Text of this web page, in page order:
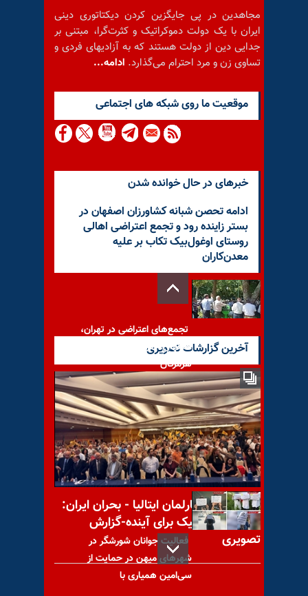
مجاهدین در پی جایگزین کردن دیکتاتوری دینی
ایران با یک دولت دموکراتیک و کثرت‌گرا، مبتنی بر
جدایی دین از دولت هستند که به آزادیهای فردی و
تساوی زن و مرد احترام می‌گذارد. ادامه...
موقعيت ما روى شبكه هاى اجتماعى
خبرهای در حال خوانده شدن
ادامه تحصن شبانه کشاورزان اصفهان در
بستر زاینده رود و تجمع اعتراضی اهالی
روستای اوغول‌بیک تکاب بر علیه
معدن‌کاران
تجمع‌های اعتراضی در تهران،
اصفهان، آذربایجان شرقی و
هرمزگان
مرضیه باباخانی در سی‌امین
گلریزان همیاری با سیمای آزادی
فعالیت جوانان شورشگر در
شهرهای میهن در حمایت از
سی‌امین همیاری با
آخرین گزارشات تصویری
کنفرانس در پارلمان ایتالیا - بحران ایران:
راه‌حل دموکراتیک برای آینده-گزارش
تصویری